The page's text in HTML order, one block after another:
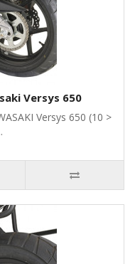
Versys 650
Versys 650 (10 >